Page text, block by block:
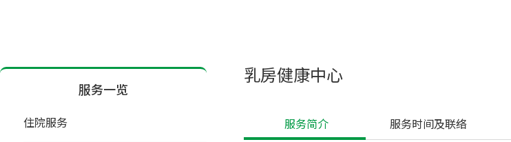
服务一览
住院服务
乳房健康中心
服务简介 服务时间及联络